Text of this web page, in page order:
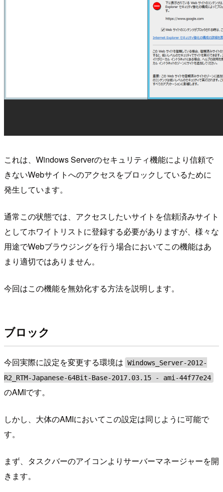
これは、Windows Serverのセキュリティ機能により信頼で
きないWebサイトへのアクセスをブロックしているために
発生しています。
通常この状態では、アクセスしたいサイトを信頼済みサイト
としてホワイトリストに登録する必要がありますが、様々な
用途でWebブラウジングを行う場合においてこの機能はあ
まり適切ではありません。
今回はこの機能を無効化する方法を説明します。
ブロック
今回実際に設定を変更する環境は Windows_Server-2012-
R2_RTM-Japanese-64Bit-Base-2017.03.15 - ami-44f77e24
のAMIです。
しかし、大体のAMIにおいてこの設定は同じように可能で
す。
まず、タスクバーのアイコンよりサーバーマネージャーを開
きます。